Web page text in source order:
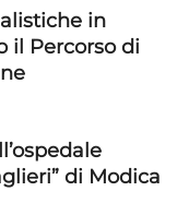
in
il Percorso di
di Modica